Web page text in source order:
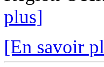
plus]
[En savoir